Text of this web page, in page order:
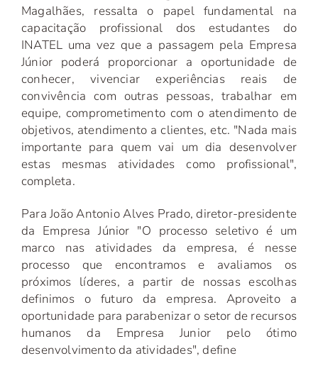
Magalhães, ressalta o papel fundamental na
capacitação profissional dos estudantes do
INATEL uma vez que a passagem pela Empresa
Júnior poderá proporcionar a oportunidade de
conhecer, vivenciar experiências reais de
convivência com outras pessoas, trabalhar em
equipe, comprometimento com o atendimento de
objetivos, atendimento a clientes, etc. "Nada mais
importante para quem vai um dia desenvolver
estas mesmas atividades como profissional",
completa.
Para João Antonio Alves Prado, diretor-presidente
da Empresa Júnior "O processo seletivo é um
marco nas atividades da empresa, é nesse
processo que encontramos e avaliamos os
próximos líderes, a partir de nossas escolhas
definimos o futuro da empresa. Aproveito a
oportunidade para parabenizar o setor de recursos
humanos da Empresa Junior pelo ótimo
desenvolvimento da atividades", define